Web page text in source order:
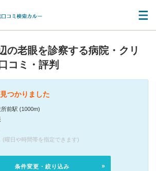
の老眼を診察する病院・クリ
口コミ・評判
つかりました
前駅 (1000m)
(曜日や時間帯を指定できます)
条件変更・絞り込み